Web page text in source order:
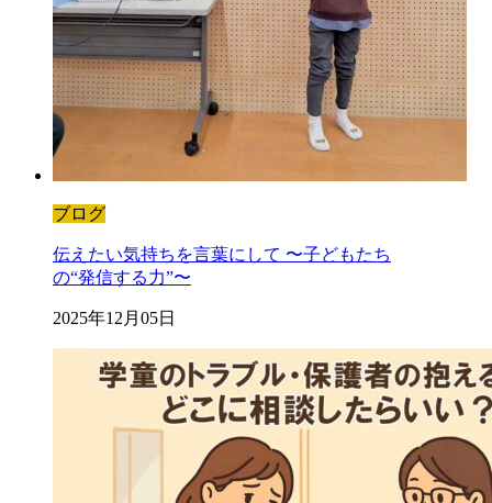
ブログ
伝えたい気持ちを言葉にして 〜子どもたち
の“発信する力”〜
2025年12月05日